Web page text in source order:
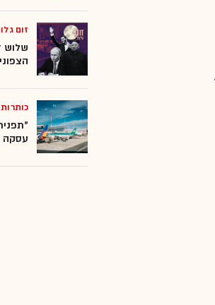
זום
עסקה